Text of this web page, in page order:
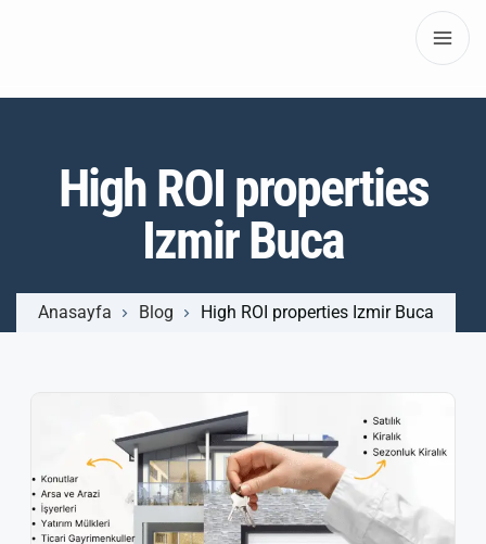
High ROI properties
Izmir Buca
Anasayfa Blog High ROI properties Izmir Buca